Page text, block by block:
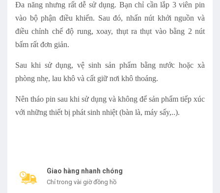
Đa năng nhưng rất dễ sử dụng. Bạn chỉ cần lắp 3 viên pin
vào bộ phận điều khiển. Sau đó, nhấn nút khởi nguồn và
điều chỉnh chế độ rung, xoay, thụt ra thụt vào bằng 2 nút
bấm rất đơn giản.
Sau khi sử dụng, vệ sinh sản phẩm bằng nước hoặc xà
phòng nhẹ, lau khô và cất giữ nơi khô thoáng.
Nên tháo pin sau khi sử dụng và không để sản phẩm tiếp xúc
với những thiết bị phát sinh nhiệt (bàn là, máy sấy,..).
Giao hàng nhanh chóng
Chỉ trong vài giờ đồng hồ